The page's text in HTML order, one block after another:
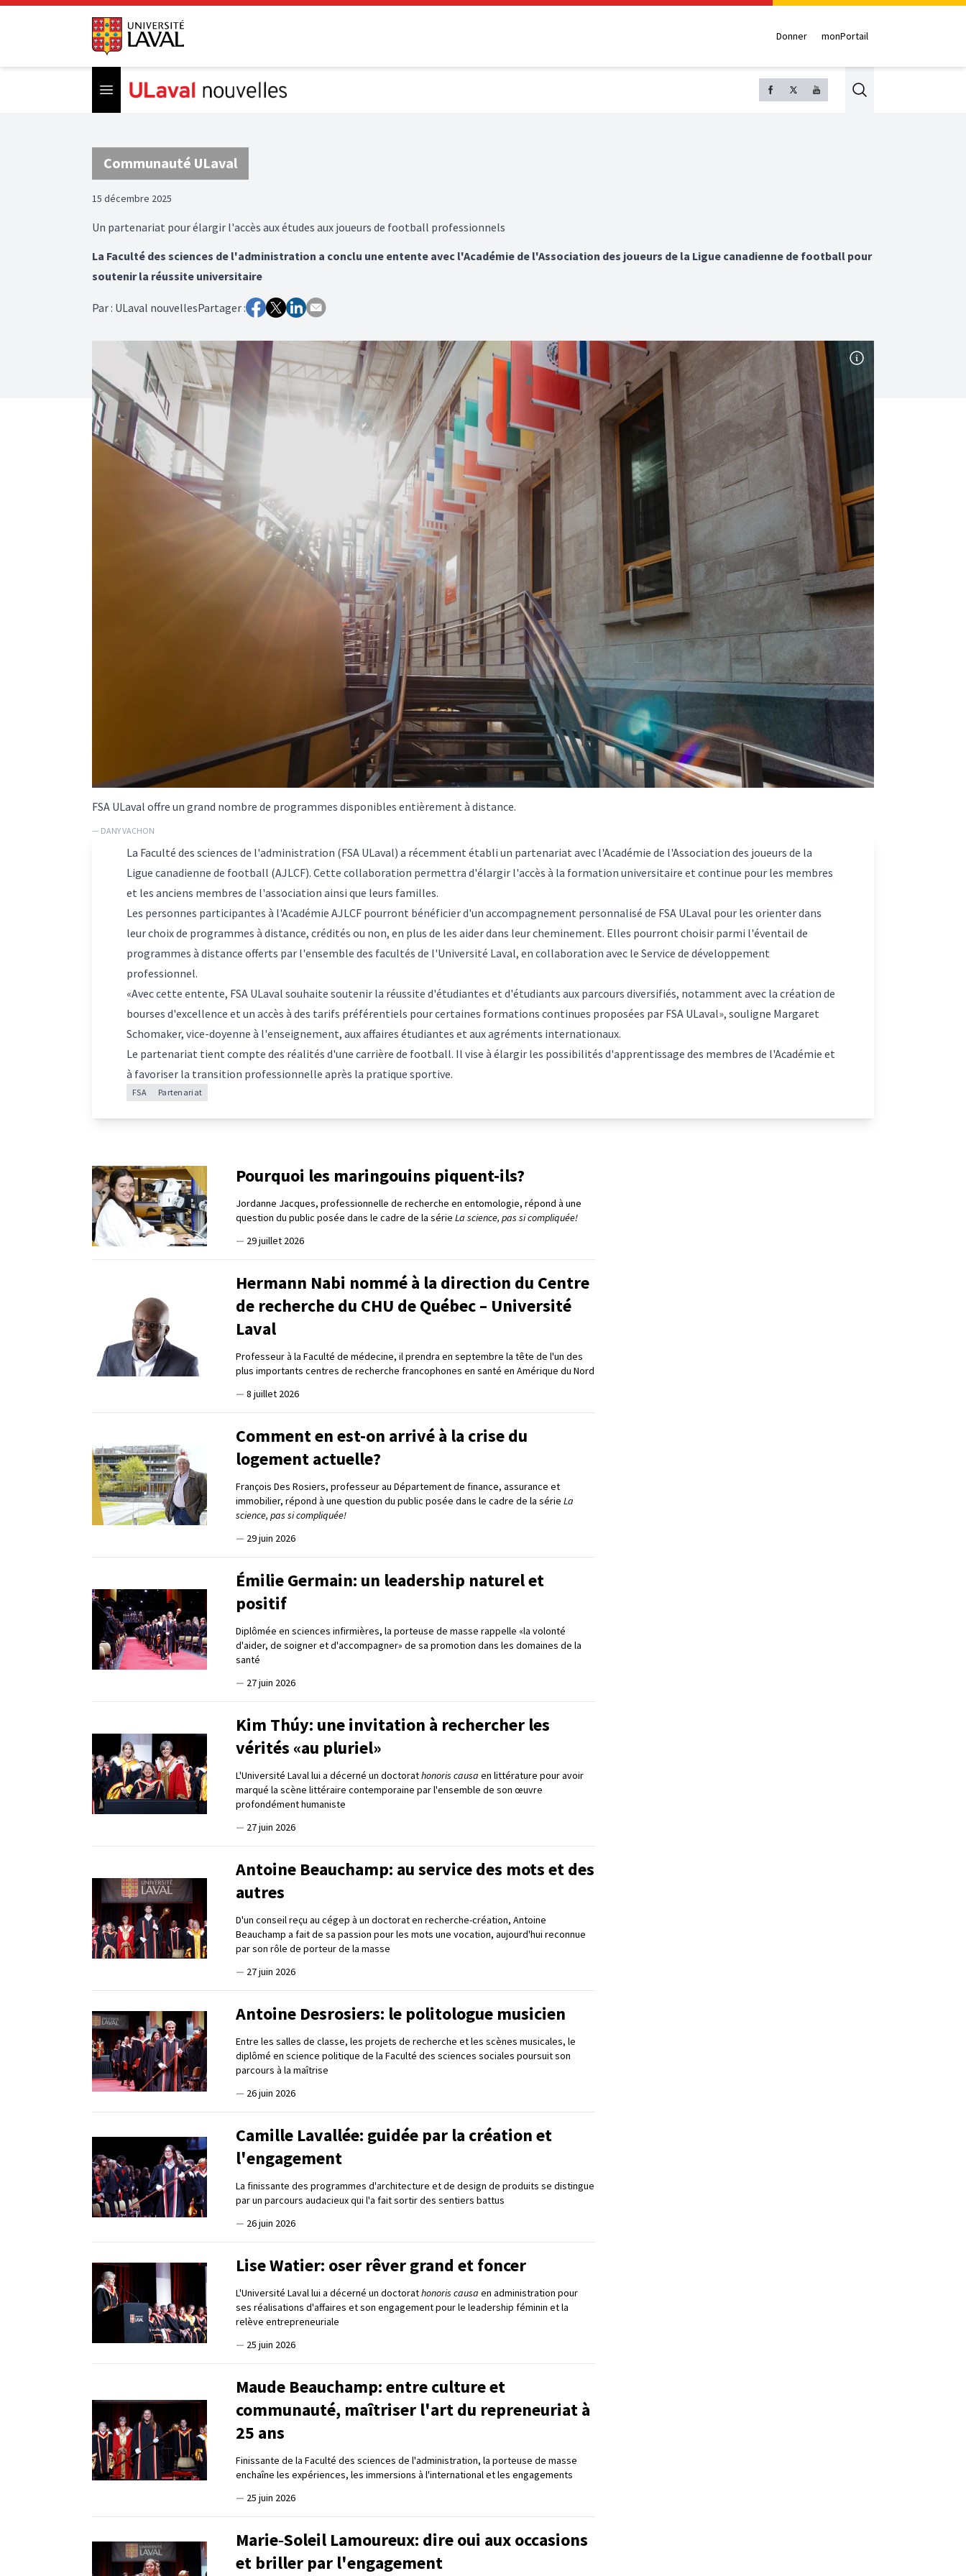
Donner monPortail
Open menu Search
Communauté ULaval
15 décembre 2025
Un partenariat pour élargir l'accès aux études aux joueurs de football professionnels
La Faculté des sciences de l'administration a conclu une entente avec l'Académie de l'Association des joueurs de la Ligue canadienne de football pour
soutenir la réussite universitaire
Par: ULaval nouvellesPartager :
FSA ULaval offre un grand nombre de programmes disponibles entièrement à distance.
— DANY VACHON
La Faculté des sciences de l'administration (FSA ULaval) a récemment établi un partenariat avec l'Académie de l'Association des joueurs de la
Ligue canadienne de football (AJLCF). Cette collaboration permettra d'élargir l'accès à la formation universitaire et continue pour les membres
et les anciens membres de l'association ainsi que leurs familles.
Les personnes participantes à l'Académie AJLCF pourront bénéficier d'un accompagnement personnalisé de FSA ULaval pour les orienter dans
leur choix de programmes à distance, crédités ou non, en plus de les aider dans leur cheminement. Elles pourront choisir parmi l'éventail de
programmes à distance offerts par l'ensemble des facultés de l'Université Laval, en collaboration avec le Service de développement
professionnel.
«Avec cette entente, FSA ULaval souhaite soutenir la réussite d'étudiantes et d'étudiants aux parcours diversifiés, notamment avec la création de
bourses d'excellence et un accès à des tarifs préférentiels pour certaines formations continues proposées par FSA ULaval», souligne Margaret
Schomaker, vice-doyenne à l'enseignement, aux affaires étudiantes et aux agréments internationaux.
Le partenariat tient compte des réalités d'une carrière de football. Il vise à élargir les possibilités d'apprentissage des membres de l'Académie et
à favoriser la transition professionnelle après la pratique sportive.
FSA Partenariat
Pourquoi les maringouins piquent-ils?
Jordanne Jacques, professionnelle de recherche en entomologie, répond à une
question du public posée dans le cadre de la série La science, pas si compliquée!
— 29 juillet 2026
Hermann Nabi nommé à la direction du Centre
de recherche du CHU de Québec – Université
Laval
Professeur à la Faculté de médecine, il prendra en septembre la tête de l'un des
plus importants centres de recherche francophones en santé en Amérique du Nord
— 8 juillet 2026
Comment en est-on arrivé à la crise du
logement actuelle?
François Des Rosiers, professeur au Département de finance, assurance et
immobilier, répond à une question du public posée dans le cadre de la série La
science, pas si compliquée!
— 29 juin 2026
Émilie Germain: un leadership naturel et
positif
Diplômée en sciences infirmières, la porteuse de masse rappelle «la volonté
d'aider, de soigner et d'accompagner» de sa promotion dans les domaines de la
santé
— 27 juin 2026
Kim Thúy: une invitation à rechercher les
vérités «au pluriel»
L'Université Laval lui a décerné un doctorathonoris causa en littérature pour avoir
marqué la scène littéraire contemporaine par l'ensemble de son œuvre
profondément humaniste
— 27 juin 2026
Antoine Beauchamp: au service des mots et des
autres
D'un conseil reçu au cégep à un doctorat en recherche-création, Antoine
Beauchamp a fait de sa passion pour les mots une vocation, aujourd'hui reconnue
par son rôle de porteur de la masse
— 27 juin 2026
Antoine Desrosiers: le politologue musicien
Entre les salles de classe, les projets de recherche et les scènes musicales, le
diplômé en science politique de la Faculté des sciences sociales poursuit son
parcours à la maîtrise
— 26 juin 2026
Camille Lavallée: guidée par la création et
l'engagement
La finissante des programmes d'architecture et de design de produits se distingue
par un parcours audacieux qui l'a fait sortir des sentiers battus
— 26 juin 2026
Lise Watier: oser rêver grand et foncer
L'Université Laval lui a décerné un doctorathonoris causa en administration pour
ses réalisations d'affaires et son engagement pour le leadership féminin et la
relève entrepreneuriale
— 25 juin 2026
Maude Beauchamp: entre culture et
communauté, maîtriser l'art du repreneuriat à
25 ans
Finissante de la Faculté des sciences de l'administration, la porteuse de masse
enchaîne les expériences, les immersions à l'international et les engagements
— 25 juin 2026
Marie‑Soleil Lamoureux: dire oui aux occasions
et briller par l'engagement